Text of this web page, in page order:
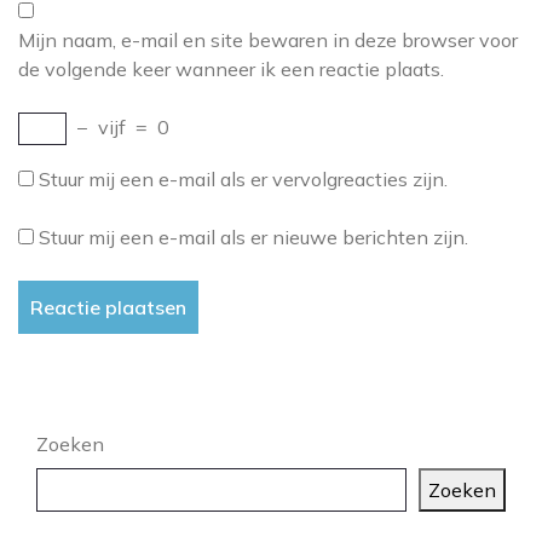
Mijn naam, e-mail en site bewaren in deze browser voor
de volgende keer wanneer ik een reactie plaats.
− vijf = 0
Stuur mij een e-mail als er vervolgreacties zijn.
Stuur mij een e-mail als er nieuwe berichten zijn.
Zoeken
Zoeken